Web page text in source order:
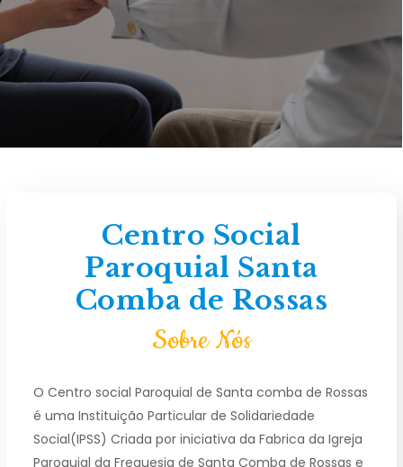
Centro Social
Paroquial Santa
Comba de Rossas
Sobre Nós
O Centro social Paroquial de Santa comba de Rossas
é uma Instituição Particular de Solidariedade
Social(IPSS) Criada por iniciativa da Fabrica da Igreja
Paroquial da Freguesia de Santa Comba de Rossas e